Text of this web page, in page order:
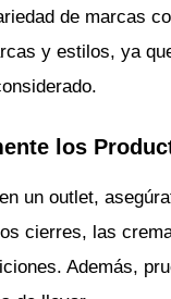
de marcas
y estilos, ya
los
un outlet,
cierres, las
Además,